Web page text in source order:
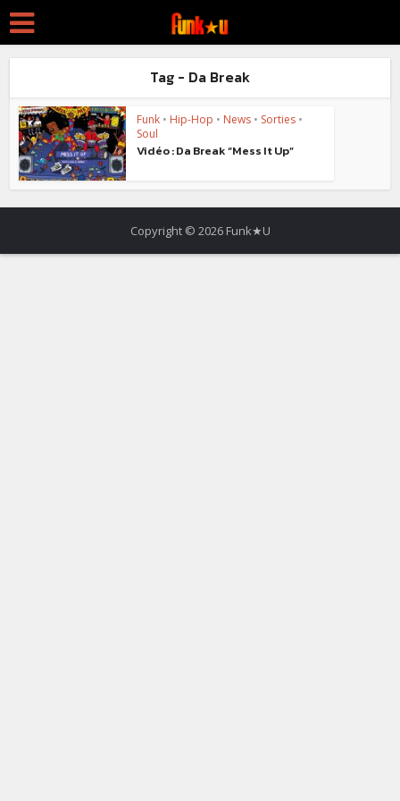
Tag - Da Break
Funk • Hip-Hop • News • Sorties •
Soul
Vidéo : Da Break “Mess It Up”
Copyright © 2026 Funk★U